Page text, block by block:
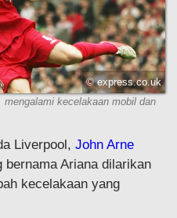
© express.co.uk
kecelakaan mobil dan
Liverpool, John Arne
bernama Ariana dilarikan
kecelakaan yang